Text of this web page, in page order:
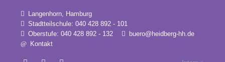
Langenhorn, Hamburg
Stadtteilschule: 040 428 892 - 101
Oberstufe: 040 428 892 - 132
buero@heidberg-hh.de
Kontakt